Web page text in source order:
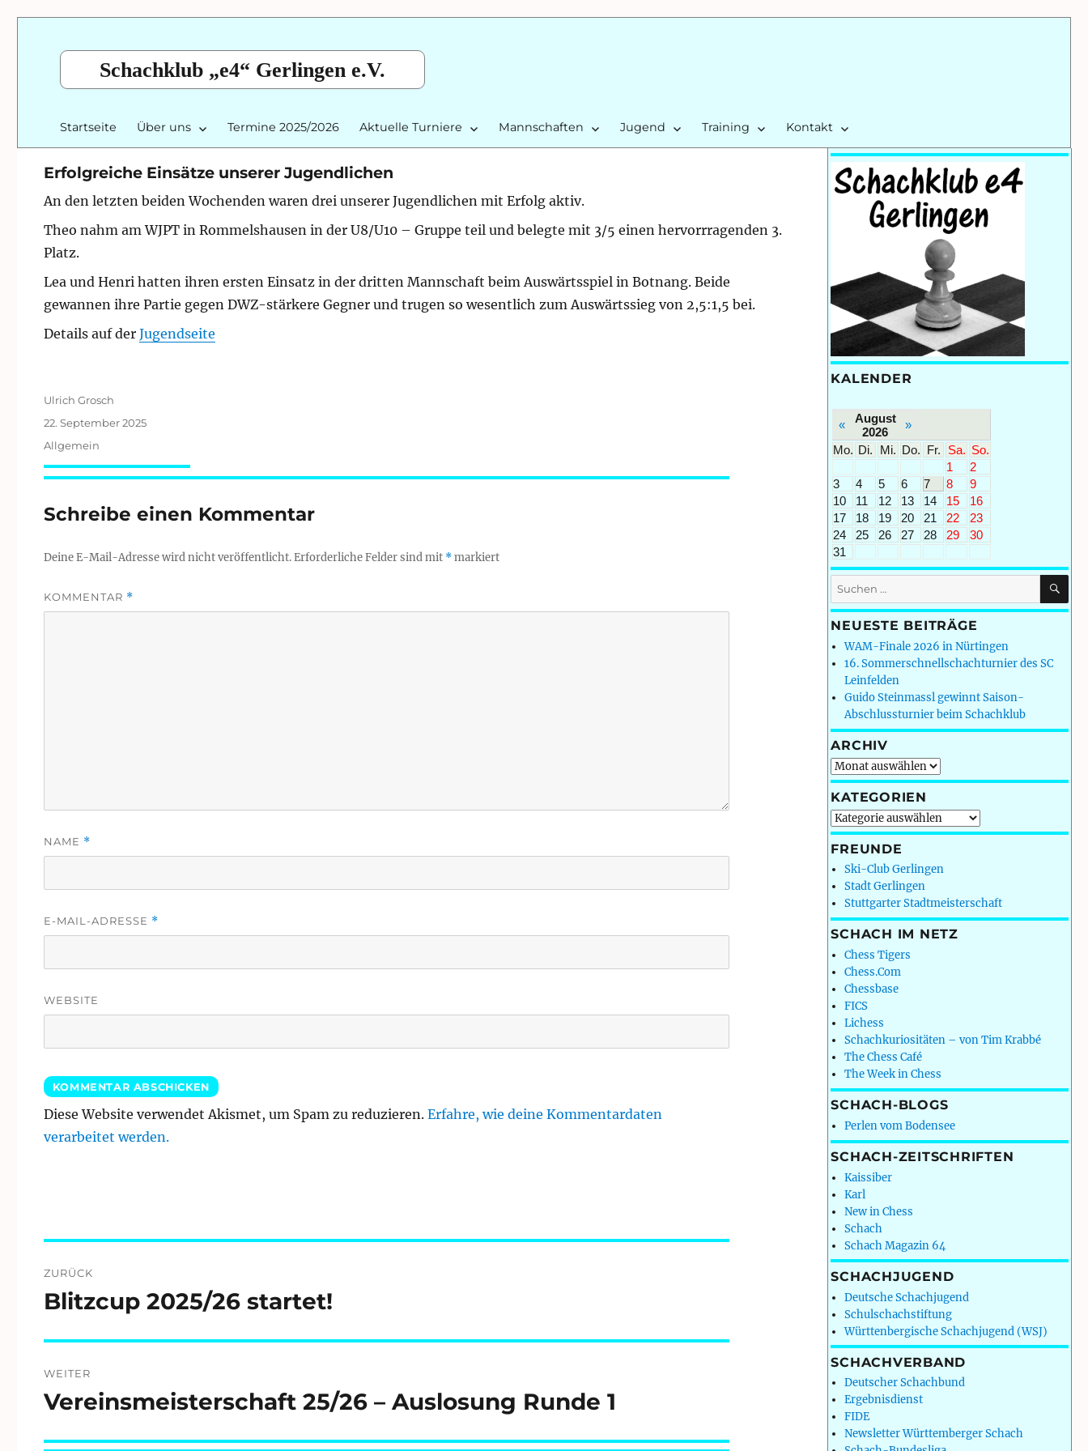
Schachklub „e4“ Gerlingen e.V.
Startseite Über uns Termine 2025/2026 Aktuelle Turniere Mannschaften Jugend Training Kontakt
Erfolgreiche Einsätze unserer Jugendlichen
An den letzten beiden Wochenden waren drei unserer Jugendlichen mit Erfolg aktiv.
Theo nahm am WJPT in Rommelshausen in der U8/U10 – Gruppe teil und belegte mit 3/5 einen hervorrragenden 3.
Platz.
Lea und Henri hatten ihren ersten Einsatz in der dritten Mannschaft beim Auswärtsspiel in Botnang. Beide
gewannen ihre Partie gegen DWZ-stärkere Gegner und trugen so wesentlich zum Auswärtssieg von 2,5:1,5 bei.
Details auf der Jugendseite
Autor
Ulrich Grosch
Veröffentlicht
am
22. September 2025
Kategorien
Allgemein
Schreibe einen Kommentar
Deine E-Mail-Adresse wird nicht veröffentlicht. Erforderliche Felder sind mit *markiert
KOMMENTAR *
NAME *
E-MAIL-ADRESSE *
WEBSITE
Diese Website verwendet Akismet, um Spam zu reduzieren. Erfahre, wie deine Kommentardaten
verarbeitet werden.
ZURÜCK
Vorheriger
Blitzcup 2025/26 startet!
WEITER
Nächster
Vereinsmeisterschaft 25/26 – Auslosung Runde 1
KALENDER
«
August
2026
»
Mo. Di. Mi. Do. Fr. Sa. So.
1
2
3
4 5 6 7 8
9
10
11 12 13 14 15
16
17
18 19 20 21 22
23
24
25 26 27 28 29
30
31
Suchen
nach:
NEUESTE BEITRÄGE
WAM-Finale 2026 in Nürtingen
16. Sommerschnellschachturnier des SC
Leinfelden
Guido Steinmassl gewinnt Saison-
Abschlussturnier beim Schachklub
ARCHIV
Archiv
KATEGORIEN
Kategorien
FREUNDE
Ski-Club Gerlingen
Stadt Gerlingen
Stuttgarter Stadtmeisterschaft
SCHACH IM NETZ
Chess Tigers
Chess.Com
Chessbase
FICS
Lichess
Schachkuriositäten – von Tim Krabbé
The Chess Café
The Week in Chess
SCHACH-BLOGS
Perlen vom Bodensee
SCHACH-ZEITSCHRIFTEN
Kaissiber
Karl
New in Chess
Schach
Schach Magazin 64
SCHACHJUGEND
Deutsche Schachjugend
Schulschachstiftung
Württenbergische Schachjugend (WSJ)
SCHACHVERBAND
Deutscher Schachbund
Ergebnisdienst
FIDE
Newsletter Württemberger Schach